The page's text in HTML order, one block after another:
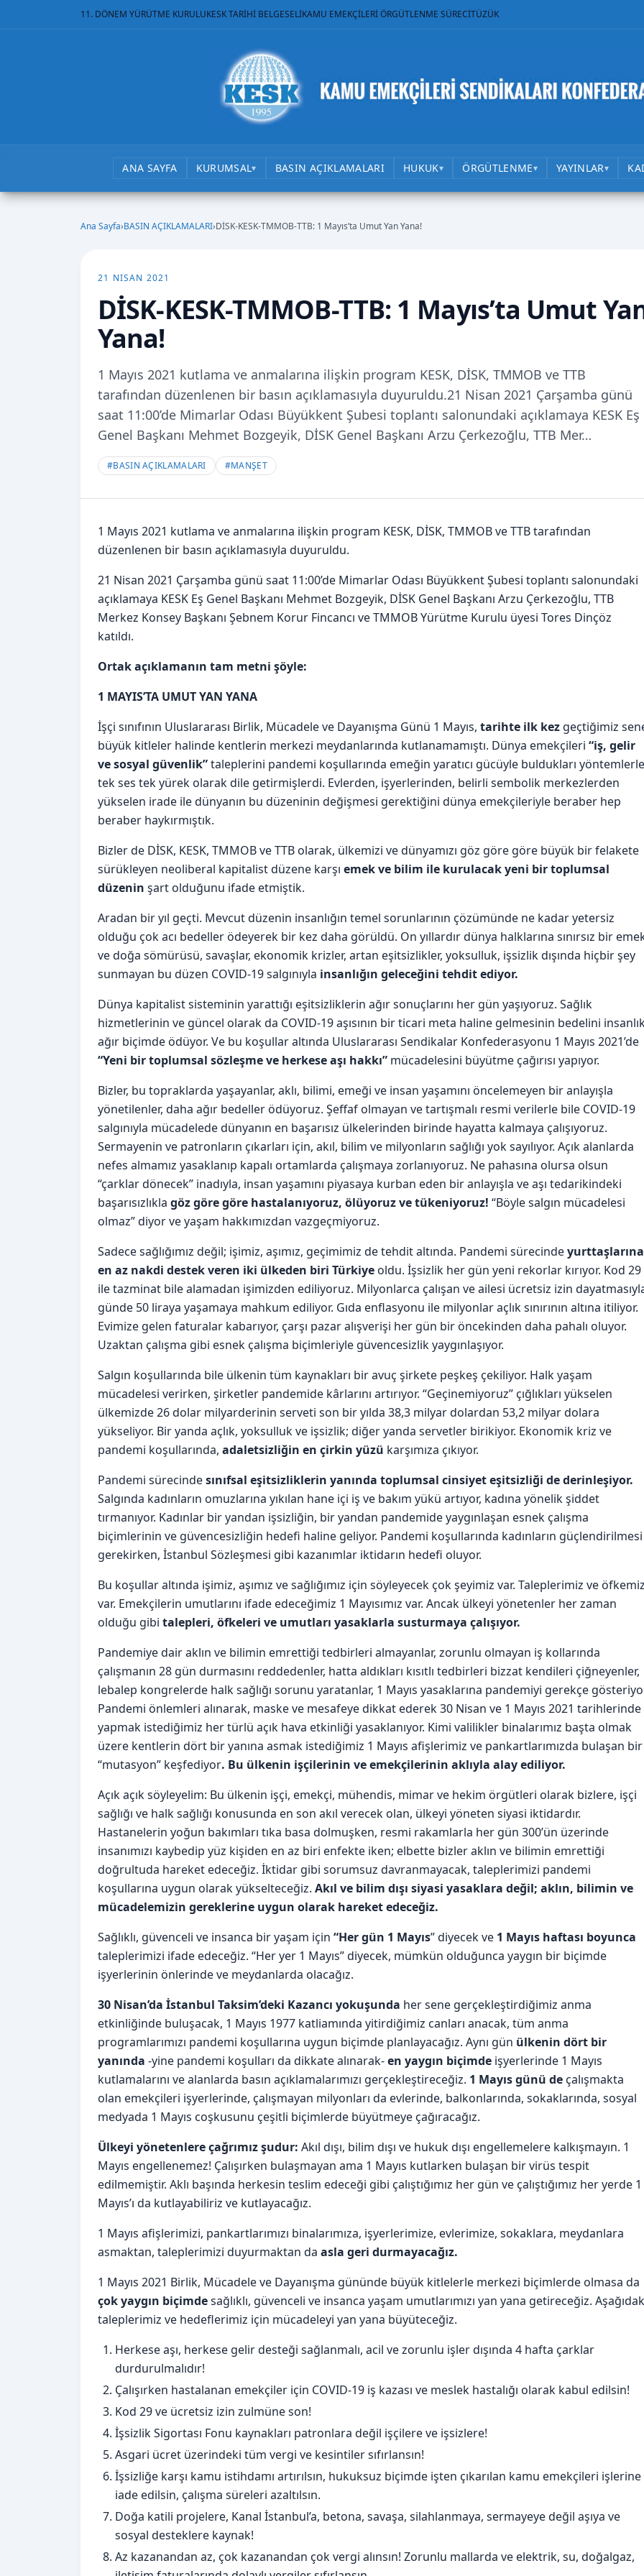
11. DÖNEM YÜRÜTME KURULUKESK TARİHİ BELGESELİKAMU EMEKÇİLERİ ÖRGÜTLENME SÜRECİTÜZÜK
ANA SAYFA KURUMSAL▾ BASIN AÇIKLAMALARI HUKUK▾ ÖRGÜTLENME▾ YAYINLAR▾
Ana Sayfa›BASIN AÇIKLAMALARI›DİSK-KESK-TMMOB-TTB: 1 Mayıs’ta Umut Yan Yana!
21 NISAN 2021
DİSK-KESK-TMMOB-TTB: 1 Mayıs’ta Umut
Yana!
1 Mayıs 2021 kutlama ve anmalarına ilişkin program KESK, DİSK, TMMOB ve TTB
tarafından düzenlenen bir basın açıklamasıyla duyuruldu.21 Nisan 2021 Çarşamba günü
saat 11:00’de Mimarlar Odası Büyükkent Şubesi toplantı salonundaki açıklamaya KESK Eş
Genel Başkanı Mehmet Bozgeyik, DİSK Genel Başkanı Arzu Çerkezoğlu, TTB Mer…
#BASIN AÇIKLAMALARI #MANŞET
1 Mayıs 2021 kutlama ve anmalarına ilişkin program KESK, DİSK, TMMOB ve TTB tarafından
düzenlenen bir basın açıklamasıyla duyuruldu.
21 Nisan 2021 Çarşamba günü saat 11:00’de Mimarlar Odası Büyükkent Şubesi toplantı salonundaki
açıklamaya KESK Eş Genel Başkanı Mehmet Bozgeyik, DİSK Genel Başkanı Arzu Çerkezoğlu, TTB
Merkez Konsey Başkanı Şebnem Korur Fincancı ve TMMOB Yürütme Kurulu üyesi Tores Dinçöz
katıldı.
Ortak açıklamanın tam metni şöyle:
1 MAYIS’TA UMUT YAN YANA
İşçi sınıfının Uluslararası Birlik, Mücadele ve Dayanışma Günü 1 Mayıs, tarihte ilk kez geçtiğimiz
büyük kitleler halinde kentlerin merkezi meydanlarında kutlanamamıştı. Dünya emekçileri “iş, gelir
ve sosyal güvenlik”taleplerini pandemi koşullarında emeğin yaratıcı gücüyle buldukları
tek ses tek yürek olarak dile getirmişlerdi. Evlerden, işyerlerinden, belirli sembolik merkezlerden
yükselen irade ile dünyanın bu düzeninin değişmesi gerektiğini dünya emekçileriyle beraber hep
beraber haykırmıştık.
Bizler de DİSK, KESK, TMMOB ve TTB olarak, ülkemizi ve dünyamızı göz göre göre büyük bir felakete
sürükleyen neoliberal kapitalist düzene karşı emek ve bilim ile kurulacak yeni bir toplumsal
düzenin şart olduğunu ifade etmiştik.
Aradan bir yıl geçti. Mevcut düzenin insanlığın temel sorunlarının çözümünde ne kadar yetersiz
olduğu çok acı bedeller ödeyerek bir kez daha görüldü. On yıllardır dünya halklarına sınırsız bir
ve doğa sömürüsü, savaşlar, ekonomik krizler, artan eşitsizlikler, yoksulluk, işsizlik dışında hiçbir şey
sunmayan bu düzen COVID-19 salgınıyla insanlığın geleceğini tehdit ediyor.
Dünya kapitalist sisteminin yarattığı eşitsizliklerin ağır sonuçlarını her gün yaşıyoruz. Sağlık
hizmetlerinin ve güncel olarak da COVID-19 aşısının bir ticari meta haline gelmesinin bedelini
ağır biçimde ödüyor. Ve bu koşullar altında Uluslararası Sendikalar Konfederasyonu 1 Mayıs 2021’de
“Yeni bir toplumsal sözleşme ve herkese aşı hakkı” mücadelesini büyütme çağırısı yapıyor.
Bizler, bu topraklarda yaşayanlar, aklı, bilimi, emeği ve insan yaşamını öncelemeyen bir anlayışla
yönetilenler, daha ağır bedeller ödüyoruz. Şeffaf olmayan ve tartışmalı resmi verilerle bile COVID-19
salgınıyla mücadelede dünyanın en başarısız ülkelerinden birinde hayatta kalmaya çalışıyoruz.
Sermayenin ve patronların çıkarları için, akıl, bilim ve milyonların sağlığı yok sayılıyor. Açık alanlarda
nefes almamız yasaklanıp kapalı ortamlarda çalışmaya zorlanıyoruz. Ne pahasına olursa olsun
“çarklar dönecek” inadıyla, insan yaşamını piyasaya kurban eden bir anlayışla ve aşı tedarikindeki
başarısızlıkla göz göre göre hastalanıyoruz, ölüyoruz ve tükeniyoruz! “Böyle salgın mücadelesi
olmaz” diyor ve yaşam hakkımızdan vazgeçmiyoruz.
Sadece sağlığımız değil; işimiz, aşımız, geçimimiz de tehdit altında. Pandemi sürecindeyurttaşlarına
en az nakdi destek veren iki ülkeden biri Türkiye oldu. İşsizlik her gün yeni rekorlar kırıyor. Kod 29
ile tazminat bile alamadan işimizden ediliyoruz. Milyonlarca çalışan ve ailesi ücretsiz izin
günde 50 liraya yaşamaya mahkum ediliyor. Gıda enflasyonu ile milyonlar açlık sınırının altına itiliyor.
Evimize gelen faturalar kabarıyor, çarşı pazar alışverişi her gün bir öncekinden daha pahalı oluyor.
Uzaktan çalışma gibi esnek çalışma biçimleriyle güvencesizlik yaygınlaşıyor.
Salgın koşullarında bile ülkenin tüm kaynakları bir avuç şirkete peşkeş çekiliyor. Halk yaşam
mücadelesi verirken, şirketler pandemide kârlarını artırıyor. “Geçinemiyoruz” çığlıkları yükselen
ülkemizde 26 dolar milyarderinin serveti son bir yılda 38,3 milyar dolardan 53,2 milyar dolara
yükseliyor. Bir yanda açlık, yoksulluk ve işsizlik; diğer yanda servetler birikiyor. Ekonomik kriz ve
pandemi koşullarında, adaletsizliğin en çirkin yüzü karşımıza çıkıyor.
Pandemi sürecindesınıfsal eşitsizliklerin yanında toplumsal cinsiyet eşitsizliği de derinleşiyor.
Salgında kadınların omuzlarına yıkılan hane içi iş ve bakım yükü artıyor, kadına yönelik şiddet
tırmanıyor. Kadınlar bir yandan işsizliğin, bir yandan pandemide yaygınlaşan esnek çalışma
biçimlerinin ve güvencesizliğin hedefi haline geliyor. Pandemi koşullarında kadınların güçlendirilmesi
gerekirken, İstanbul Sözleşmesi gibi kazanımlar iktidarın hedefi oluyor.
Bu koşullar altında işimiz, aşımız ve sağlığımız için söyleyecek çok şeyimiz var. Taleplerimiz ve
var. Emekçilerin umutlarını ifade edeceğimiz 1 Mayısımız var. Ancak ülkeyi yönetenler her zaman
olduğu gibi talepleri, öfkeleri ve umutları yasaklarla susturmaya çalışıyor.
Pandemiye dair aklın ve bilimin emrettiği tedbirleri almayanlar, zorunlu olmayan iş kollarında
çalışmanın 28 gün durmasını reddedenler, hatta aldıkları kısıtlı tedbirleri bizzat kendileri çiğneyenler,
lebalep kongrelerde halk sağlığı sorunu yaratanlar, 1 Mayıs yasaklarına pandemiyi gerekçe
Pandemi önlemleri alınarak, maske ve mesafeye dikkat ederek 30 Nisan ve 1 Mayıs 2021 tarihlerinde
yapmak istediğimiz her türlü açık hava etkinliği yasaklanıyor. Kimi valilikler binalarımız başta olmak
üzere kentlerin dört bir yanına asmak istediğimiz 1 Mayıs afişlerimiz ve pankartlarımızda bulaşan bir
“mutasyon” keşfediyor. Bu ülkenin işçilerinin ve emekçilerinin aklıyla alay ediliyor.
Açık açık söyleyelim: Bu ülkenin işçi, emekçi, mühendis, mimar ve hekim örgütleri olarak bizlere, işçi
sağlığı ve halk sağlığı konusunda en son akıl verecek olan, ülkeyi yöneten siyasi iktidardır.
Hastanelerin yoğun bakımları tıka basa dolmuşken, resmi rakamlarla her gün 300’ün üzerinde
insanımızı kaybedip yüz kişiden en az biri enfekte iken; elbette bizler aklın ve bilimin emrettiği
doğrultuda hareket edeceğiz. İktidar gibi sorumsuz davranmayacak, taleplerimizi pandemi
koşullarına uygun olarak yükselteceğiz. Akıl ve bilim dışı siyasi yasaklara değil; aklın, bilimin ve
mücadelemizin gereklerine uygun olarak hareket edeceğiz.
Sağlıklı, güvenceli ve insanca bir yaşam için “Her gün 1 Mayıs” diyecek ve 1 Mayıs haftası boyunca
taleplerimizi ifade edeceğiz. “Her yer 1 Mayıs” diyecek, mümkün olduğunca yaygın bir biçimde
işyerlerinin önlerinde ve meydanlarda olacağız.
30 Nisan’da İstanbul Taksim’deki Kazancı yokuşunda her sene gerçekleştirdiğimiz anma
etkinliğinde buluşacak, 1 Mayıs 1977 katliamında yitirdiğimiz canları anacak, tüm anma
programlarımızı pandemi koşullarına uygun biçimde planlayacağız. Aynı gün ülkenin dört bir
yanında -yine pandemi koşulları da dikkate alınarak-en yaygın biçimde işyerlerinde 1 Mayıs
kutlamalarını ve alanlarda basın açıklamalarımızı gerçekleştireceğiz. 1 Mayıs günü de çalışmakta
olan emekçileri işyerlerinde, çalışmayan milyonları da evlerinde, balkonlarında, sokaklarında, sosyal
medyada 1 Mayıs coşkusunu çeşitli biçimlerde büyütmeye çağıracağız.
Ülkeyi yönetenlere çağrımız şudur: Akıl dışı, bilim dışı ve hukuk dışı engellemelere kalkışmayın. 1
Mayıs engellenemez! Çalışırken bulaşmayan ama 1 Mayıs kutlarken bulaşan bir virüs tespit
edilmemiştir. Aklı başında herkesin teslim edeceği gibi çalıştığımız her gün ve çalıştığımız her yerde 1
Mayıs’ı da kutlayabiliriz ve kutlayacağız.
1 Mayıs afişlerimizi, pankartlarımızı binalarımıza, işyerlerimize, evlerimize, sokaklara, meydanlara
asmaktan, taleplerimizi duyurmaktan da asla geri durmayacağız.
1 Mayıs 2021 Birlik, Mücadele ve Dayanışma gününde büyük kitlelerle merkezi biçimlerde olmasa da
çok yaygın biçimdesağlıklı, güvenceli ve insanca yaşam umutlarımızı yan yana getireceğiz.
taleplerimiz ve hedeflerimiz için mücadeleyi yan yana büyüteceğiz.
Herkese aşı, herkese gelir desteği sağlanmalı, acil ve zorunlu işler dışında 4 hafta çarklar
durdurulmalıdır!
Çalışırken hastalanan emekçiler için COVID-19 iş kazası ve meslek hastalığı olarak kabul edilsin!
Kod 29 ve ücretsiz izin zulmüne son!
İşsizlik Sigortası Fonu kaynakları patronlara değil işçilere ve işsizlere!
Asgari ücret üzerindeki tüm vergi ve kesintiler sıfırlansın!
İşsizliğe karşı kamu istihdamı artırılsın, hukuksuz biçimde işten çıkarılan kamu emekçileri işlerine
iade edilsin, çalışma süreleri azaltılsın.
Doğa katili projelere, Kanal İstanbul’a, betona, savaşa, silahlanmaya, sermayeye değil aşıya ve
sosyal desteklere kaynak!
Az kazanandan az, çok kazanandan çok vergi alınsın! Zorunlu mallarda ve elektrik, su, doğalgaz,